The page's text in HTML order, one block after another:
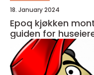
18. January 2024
Epoq kjøkken
guiden for